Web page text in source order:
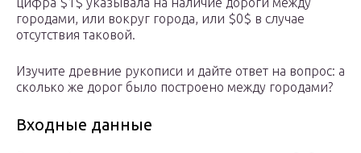
городами, или вокруг города, или $0$ в случае
отсутствия таковой.
Изучите древние рукописи и дайте ответ на вопрос: а
сколько же дорог было построено между городами?
Входные данные